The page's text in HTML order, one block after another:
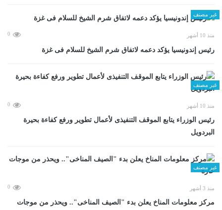
غير مصنف
منذ 10 أشهر 0
رئيس إندونيسيا يؤكد دعمه لاتفاق شرم الشيخ للسلام فى غزة
غير مصنف
منذ 10 أشهر 0
رئيس الوزراء يتابع الموقف التنفيذى لأعمال تطوير ورفع كفاءة بحيرة
البردويل
غير مصنف
منذ 3 أشهر 0
مركز معلومات المناخ يعلن بدء "الصيف المناخى".. ويحذر من موجات